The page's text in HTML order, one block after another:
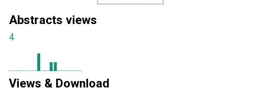
Abstracts views
4
Views & Download